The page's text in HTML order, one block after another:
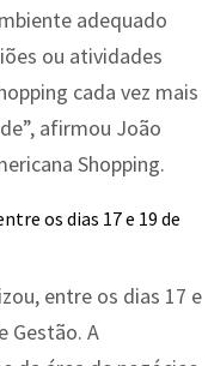
adequado
ou atividades
cada vez mais
afirmou João
Shopping.
os dias 17 e 19 de
entre os dias 17 e
Gestão. A